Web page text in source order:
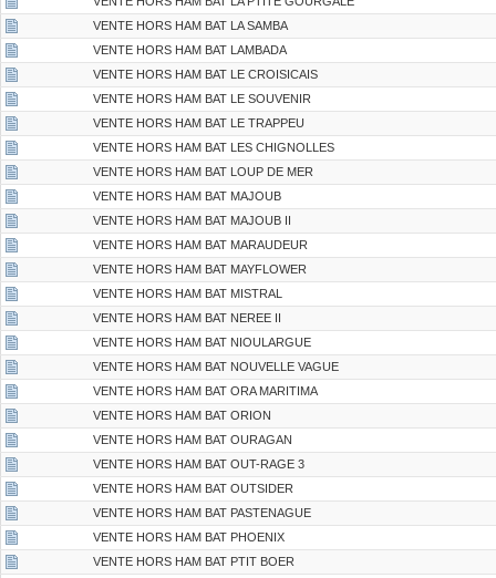
VENTE HORS HAM BAT LA SAMBA
VENTE HORS HAM BAT LAMBADA
VENTE HORS HAM BAT LE CROISICAIS
VENTE HORS HAM BAT LE SOUVENIR
VENTE HORS HAM BAT LE TRAPPEU
VENTE HORS HAM BAT LES CHIGNOLLES
VENTE HORS HAM BAT LOUP DE MER
VENTE HORS HAM BAT MAJOUB
VENTE HORS HAM BAT MAJOUB II
VENTE HORS HAM BAT MARAUDEUR
VENTE HORS HAM BAT MAYFLOWER
VENTE HORS HAM BAT MISTRAL
VENTE HORS HAM BAT NEREE II
VENTE HORS HAM BAT NIOULARGUE
VENTE HORS HAM BAT NOUVELLE VAGUE
VENTE HORS HAM BAT ORA MARITIMA
VENTE HORS HAM BAT ORION
VENTE HORS HAM BAT OURAGAN
VENTE HORS HAM BAT OUT-RAGE 3
VENTE HORS HAM BAT OUTSIDER
VENTE HORS HAM BAT PASTENAGUE
VENTE HORS HAM BAT PHOENIX
VENTE HORS HAM BAT PTIT BOER